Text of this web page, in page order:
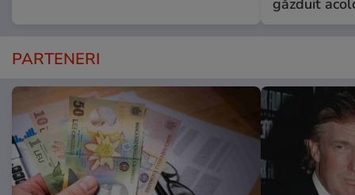
găzduit
PARTENERI